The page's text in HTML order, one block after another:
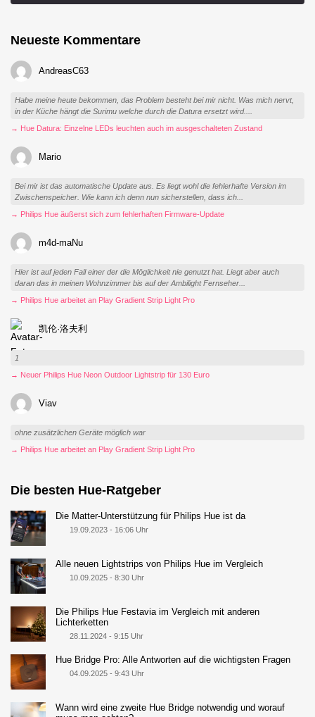
Neueste Kommentare
AndreasC63
Habe meine heute bekommen, das Problem besteht bei mir nicht. Was mich nervt,
in der Küche hängt die Surimu welche durch die Datura ersetzt wird....
→ Hue Datura: Einzelne LEDs leuchten auch im ausgeschalteten Zustand
Mario
Bei mir ist das automatische Update aus. Es liegt wohl die fehlerhafte Version im
Zwischenspeicher. Wie kann ich denn nun sicherstellen, dass ich...
→ Philips Hue äußerst sich zum fehlerhaften Firmware-Update
m4d-maNu
Hier ist auf jeden Fall einer der die Möglichkeit nie genutzt hat. Liegt aber auch
daran das in meinen Wohnzimmer bis auf der Ambilight Fernseher...
→ Philips Hue arbeitet an Play Gradient Strip Light Pro
凯伦·洛夫利
1
→ Neuer Philips Hue Neon Outdoor Lightstrip für 130 Euro
Viav
ohne zusätzlichen Geräte möglich war
→ Philips Hue arbeitet an Play Gradient Strip Light Pro
Die besten Hue-Ratgeber
Die Matter-Unterstützung für Philips Hue ist da
19.09.2023 - 16:06 Uhr
Alle neuen Lightstrips von Philips Hue im Vergleich
10.09.2025 - 8:30 Uhr
Die Philips Hue Festavia im Vergleich mit anderen
Lichterketten
28.11.2024 - 9:15 Uhr
Hue Bridge Pro: Alle Antworten auf die wichtigsten Fragen
04.09.2025 - 9:43 Uhr
Wann wird eine zweite Hue Bridge notwendig und worauf